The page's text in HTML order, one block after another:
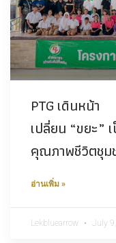
PTG เดินหน้า
เปลี่ยน “ขยะ”
คุณภาพชีวิตชุม
อ่านเพิ่ม »
Lekbluearrow July